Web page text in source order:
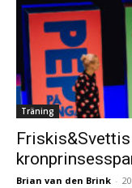
Träning
Brian van den Brink -